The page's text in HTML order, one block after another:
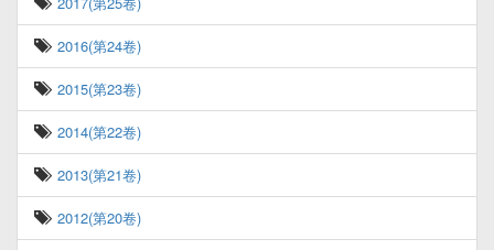
2016(第24卷)
2015(第23卷)
2014(第22卷)
2013(第21卷)
2012(第20卷)